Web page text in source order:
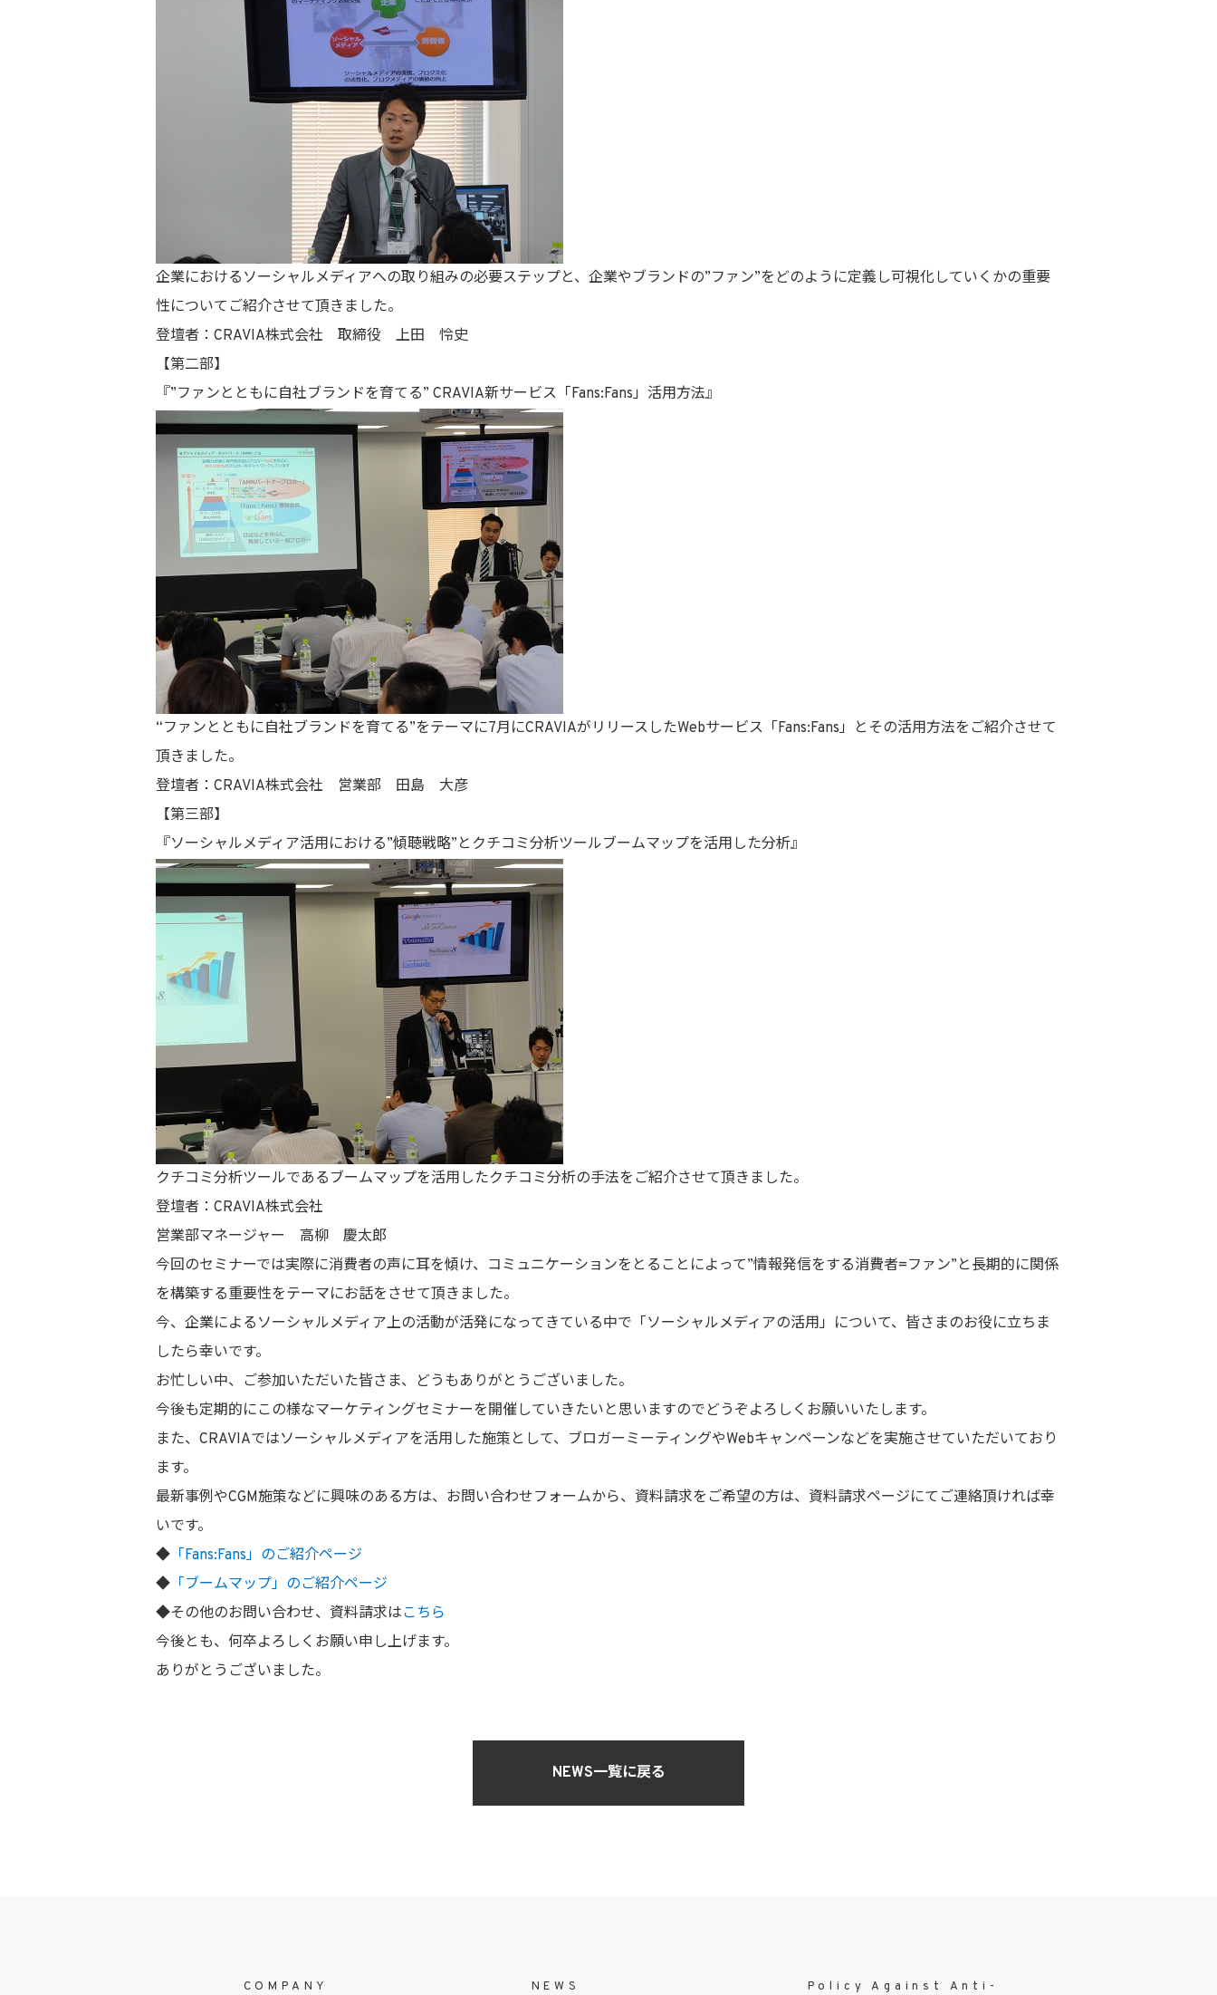
企業におけるソーシャルメディアへの取り組みの必要ステップと、企業やブランドの”ファン”をどのように定義し可視化していくかの重要
性についてご紹介させて頂きました。
登壇者：CRAVIA株式会社 取締役 上田 怜史
【第二部】
『”ファンとともに自社ブランドを育てる” CRAVIA新サービス「Fans:Fans」活用方法』
“ファンとともに自社ブランドを育てる”をテーマに7月にCRAVIAがリリースしたWebサービス「Fans:Fans」とその活用方法をご紹介させて
頂きました。
登壇者：CRAVIA株式会社 営業部 田島 大彦
【第三部】
『ソーシャルメディア活用における”傾聴戦略”とクチコミ分析ツールブームマップを活用した分析』
クチコミ分析ツールであるブームマップを活用したクチコミ分析の手法をご紹介させて頂きました。
登壇者：CRAVIA株式会社
営業部マネージャー 高柳 慶太郎
今回のセミナーでは実際に消費者の声に耳を傾け、コミュニケーションをとることによって”情報発信をする消費者=ファン”と長期的に関係
を構築する重要性をテーマにお話をさせて頂きました。
今、企業によるソーシャルメディア上の活動が活発になってきている中で「ソーシャルメディアの活用」について、皆さまのお役に立ちま
したら幸いです。
お忙しい中、ご参加いただいた皆さま、どうもありがとうございました。
今後も定期的にこの様なマーケティングセミナーを開催していきたいと思いますのでどうぞよろしくお願いいたします。
また、CRAVIAではソーシャルメディアを活用した施策として、ブロガーミーティングやWebキャンペーンなどを実施させていただいており
ます。
最新事例やCGM施策などに興味のある方は、お問い合わせフォームから、資料請求をご希望の方は、資料請求ページにてご連絡頂ければ幸
いです。
◆ 「Fans:Fans」のご紹介ページ
◆ 「ブームマップ」のご紹介ページ
◆その他のお問い合わせ、資料請求はこちら
今後とも、何卒よろしくお願い申し上げます。
ありがとうございました。
NEWS一覧に戻る
COMPANY NEWS Policy Against Anti-